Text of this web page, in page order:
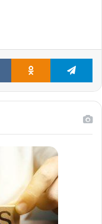
VKontakteOdnoklassniki